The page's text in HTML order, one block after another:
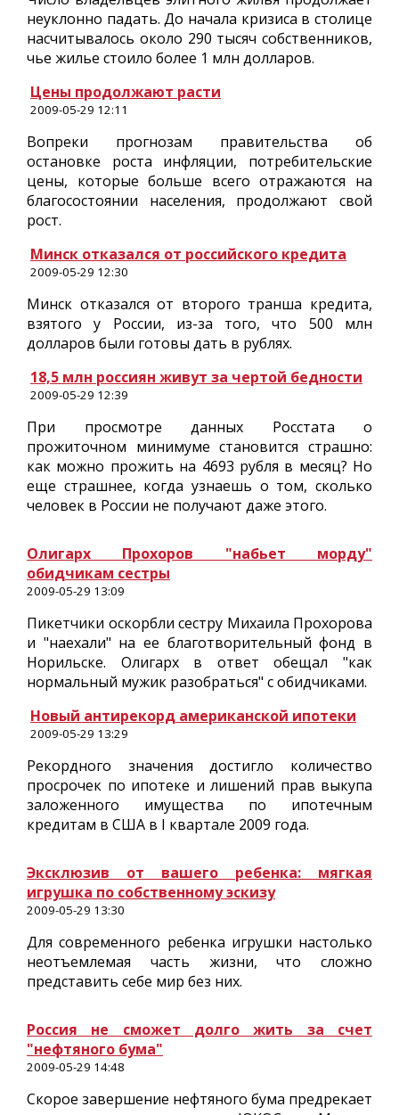
неуклонно падать. До начала кризиса в столице
насчитывалось около 290 тысяч собственников,
чье жилье стоило более 1 млн долларов.
Цены продолжают расти
2009-05-29 12:11
Вопреки прогнозам правительства об
остановке роста инфляции, потребительские
цены, которые больше всего отражаются на
благосостоянии населения, продолжают свой
рост.
Минск отказался от российского кредита
2009-05-29 12:30
Минск отказался от второго транша кредита,
взятого у России, из-за того, что 500 млн
долларов были готовы дать в рублях.
18,5 млн россиян живут за чертой бедности
2009-05-29 12:39
При просмотре данных Росстата о
прожиточном минимуме становится страшно:
как можно прожить на 4693 рубля в месяц? Но
еще страшнее, когда узнаешь о том, сколько
человек в России не получают даже этого.
Олигарх Прохоров "набьет морду"
обидчикам сестры
2009-05-29 13:09
Пикетчики оскорбли сестру Михаила Прохорова
и "наехали" на ее благотворительный фонд в
Норильске. Олигарх в ответ обещал "как
нормальный мужик разобраться" с обидчиками.
Новый антирекорд американской ипотеки
2009-05-29 13:29
Рекордного значения достигло количество
просрочек по ипотеке и лишений прав выкупа
заложенного имущества по ипотечным
кредитам в США в I квартале 2009 года.
Эксклюзив от вашего ребенка: мягкая
игрушка по собственному эскизу
2009-05-29 13:30
Для современного ребенка игрушки настолько
неотъемлемая часть жизни, что сложно
представить себе мир без них.
Россия не сможет долго жить за счет
"нефтяного бума"
2009-05-29 14:48
Скорое завершение нефтяного бума предрекает